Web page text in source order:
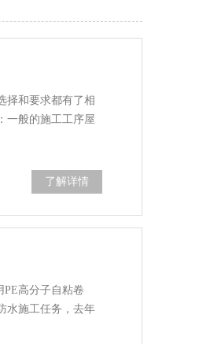
择和要求都有了相
一般的施工工序屋
了解详情
高分子自粘卷
水施工任务，去年